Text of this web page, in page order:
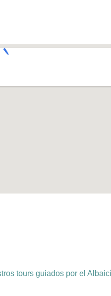
tours guiados por el